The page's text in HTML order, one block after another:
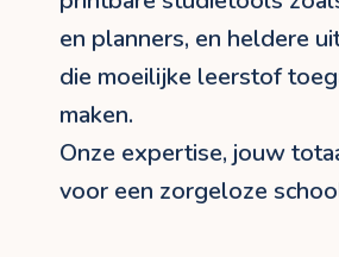
en planners, en heldere
die moeilijke leerstof
maken.
Onze expertise, jouw
voor een zorgeloze